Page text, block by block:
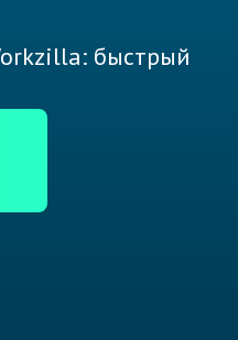
быстрый